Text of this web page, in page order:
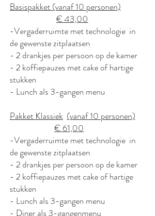
Basispakket (vanaf 10 personen)
€ 43,00
-Vergaderruimte met technologie in
de gewenste zitplaatsen
- 2 drankjes per persoon op de kamer
- 2 koffiepauzes met cake of hartige
stukken
- Lunch als 3-gangen menu
Pakket Klassiek (vanaf 10 personen)
€ 61,00
-Vergaderruimte met technologie in
de gewenste zitplaatsen
- 2 drankjes per persoon op de kamer
- 2 koffiepauzes met cake of hartige
stukken
- Lunch als 3-gangen menu
- Diner als 3-gangenmenu